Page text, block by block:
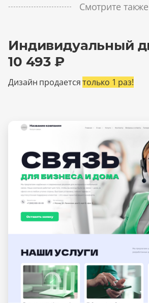
Смотрите также
Индивидуальный
10 493 ₽
Дизайн продаетсятолько 1 раз!